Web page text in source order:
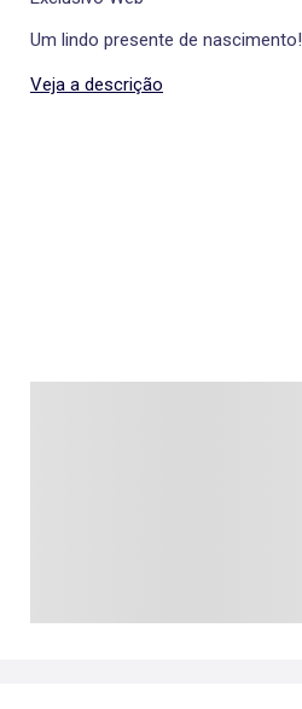
Um lindo presente de nascimento!
Veja a descrição